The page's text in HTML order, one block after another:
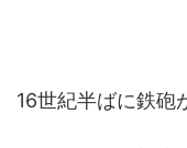
16世紀半ばに鉄砲